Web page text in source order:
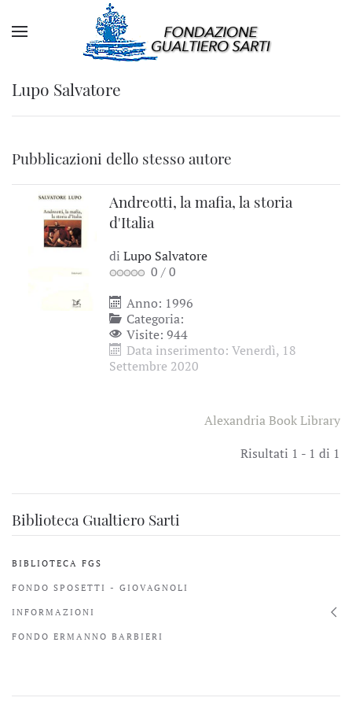
Lupo Salvatore
Pubblicazioni dello stesso autore
Andreotti, la mafia, la storia
d'Italia
di Lupo Salvatore
0 /0
Anno: 1996
Categoria:
Visite: 944
Data inserimento: Venerdì, 18
Settembre 2020
Alexandria Book Library
Risultati 1 - 1 di 1
Biblioteca Gualtiero Sarti
BIBLIOTECA FGS
FONDO SPOSETTI - GIOVAGNOLI
INFORMAZIONI
FONDO ERMANNO BARBIERI